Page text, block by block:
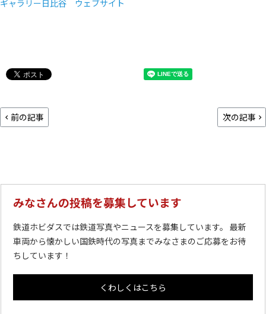
ギャラリー日比谷 ウェブサイト
前の記事 次の記事
みなさんの投稿を募集しています
鉄道ホビダスでは鉄道写真やニュースを募集しています。 最新
車両から懐かしい国鉄時代の写真までみなさまのご応募をお待
ちしています！
くわしくはこちら